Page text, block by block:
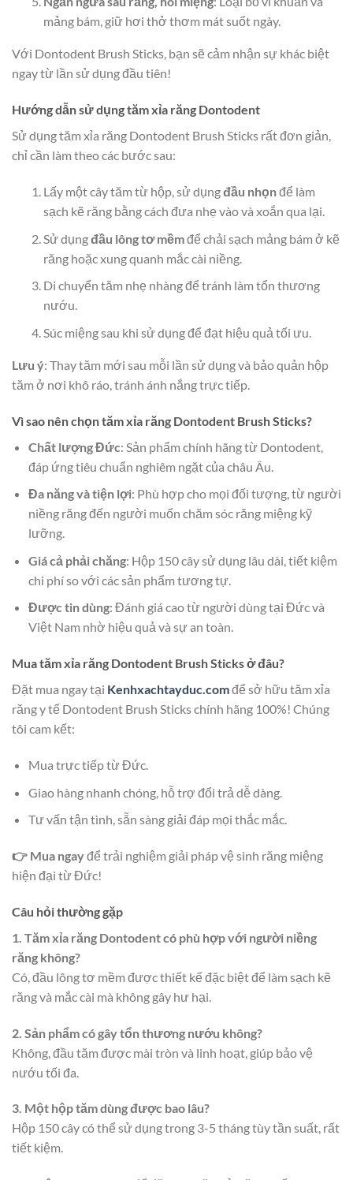
mảng bám, giữ hơi thở thơm mát suốt ngày.
Với Dontodent Brush Sticks, bạn sẽ cảm nhận sự khác biệt
ngay từ lần sử dụng đầu tiên!
Hướng dẫn sử dụng tăm xỉa răng Dontodent
Sử dụng tăm xỉa răng Dontodent Brush Sticks rất đơn giản,
chỉ cần làm theo các bước sau:
Lấy một cây tăm từ hộp, sử dụngđầu nhọnđể làm
sạch kẽ răng bằng cách đưa nhẹ vào và xoắn qua lại.
Sử dụngđầu lông tơ mềmđể chải sạch mảng bám ở kẽ
răng hoặc xung quanh mắc cài niềng.
Di chuyển tăm nhẹ nhàng để tránh làm tổn thương
nướu.
Súc miệng sau khi sử dụng để đạt hiệu quả tối ưu.
Lưu ý: Thay tăm mới sau mỗi lần sử dụng và bảo quản hộp
tăm ở nơi khô ráo, tránh ánh nắng trực tiếp.
Vì sao nên chọn tăm xỉa răng Dontodent Brush Sticks?
Chất lượng Đức: Sản phẩm chính hãng từ Dontodent,
đáp ứng tiêu chuẩn nghiêm ngặt của châu Âu.
Đa năng và tiện lợi: Phù hợp cho mọi đối tượng, từ người
niềng răng đến người muốn chăm sóc răng miệng kỹ
lưỡng.
Giá cả phải chăng: Hộp 150 cây sử dụng lâu dài, tiết kiệm
chi phí so với các sản phẩm tương tự.
Được tin dùng: Đánh giá cao từ người dùng tại Đức và
Việt Nam nhờ hiệu quả và sự an toàn.
Mua tăm xỉa răng Dontodent Brush Sticks ở đâu?
Đặt mua ngay tại Kenhxachtayduc.comđể sở hữu tăm xỉa
răng y tế Dontodent Brush Sticks chính hãng 100%! Chúng
tôi cam kết:
Mua trực tiếp từ Đức.
Giao hàng nhanh chóng, hỗ trợ đổi trả dễ dàng.
Tư vấn tận tình, sẵn sàng giải đáp mọi thắc mắc.
👉 Mua ngayđể trải nghiệm giải pháp vệ sinh răng miệng
hiện đại từ Đức!
Câu hỏi thường gặp
1. Tăm xỉa răng Dontodent có phù hợp với người niềng
răng không?
Có, đầu lông tơ mềm được thiết kế đặc biệt để làm sạch kẽ
răng và mắc cài mà không gây hư hại.
2. Sản phẩm có gây tổn thương nướu không?
Không, đầu tăm được mài tròn và linh hoạt, giúp bảo vệ
nướu tối đa.
3. Một hộp tăm dùng được bao lâu?
Hộp 150 cây có thể sử dụng trong 3-5 tháng tùy tần suất, rất
tiết kiệm.